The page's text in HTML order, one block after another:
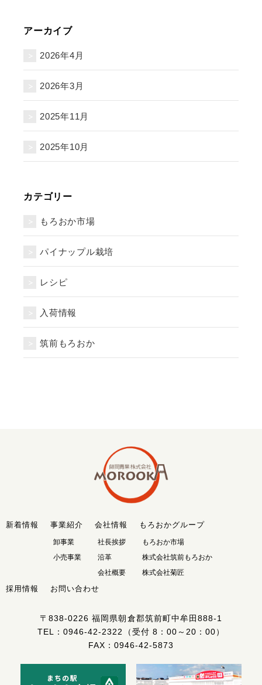
アーカイブ
2026年4月
2026年3月
2025年11月
2025年10月
カテゴリー
もろおか市場
パイナップル栽培
レシピ
入荷情報
筑前もろおか
新着情報 事業紹介
卸事業
小売事業
会社情報
社長挨拶
沿革
会社概要
もろおかグループ
もろおか市場
株式会社筑前もろおか
株式会社菊匠
採用情報 お問い合わせ
〒838-0226福岡県朝倉郡筑前町中牟田888-1
TEL： 0946-42-2322
（受付 8：00～20：00）
FAX：0946-42-5873